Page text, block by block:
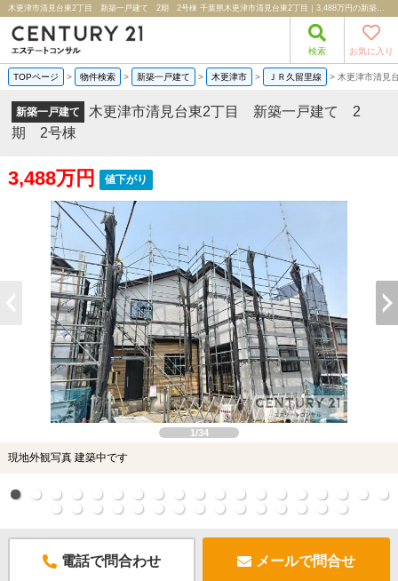
木更津市清見台東2丁目 新築一戸建て 2期 2号棟 千葉県木更津市清見台東2丁目｜3,488万円の新築一戸建て｜分譲住宅や新築物件｜株式会社エステートコンサル
検索 お気に入り
TOPページ > 物件検索 > 新築一戸建て > 木更津市 > ＪＲ久留里線 > 木更津市清
新築一戸建て
木更津市清見台東2丁目 新築一戸建て 2
期 2号棟
3,488万円 値下がり
1/34
現地外観写真 建築中です
電話で問合わせ メールで問合せ